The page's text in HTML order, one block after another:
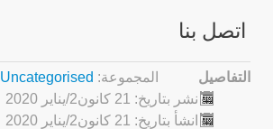
اتصل بنا
التفاصيل المجموعة: Uncategorised
نشر بتاريخ: 21 كانون2/يناير 2020
انشأ بتاريخ: 21 كانون2/يناير 2020